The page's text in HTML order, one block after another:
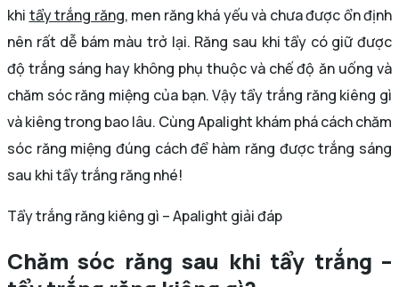
khi tẩy trắng răng, men răng khá yếu và chưa được ổn định
nên rất dễ bám màu trở lại. Răng sau khi tẩy có giữ được
độ trắng sáng hay không phụ thuộc và chế độ ăn uống và
chăm sóc răng miệng của bạn. Vậy tẩy trắng răng kiêng gì
và kiêng trong bao lâu. Cùng Apalight khám phá cách chăm
sóc răng miệng đúng cách để hàm răng được trắng sáng
sau khi tẩy trắng răng nhé!
Tẩy trắng răng kiêng gì – Apalight giải đáp
Chăm sóc răng sau khi tẩy trắng –